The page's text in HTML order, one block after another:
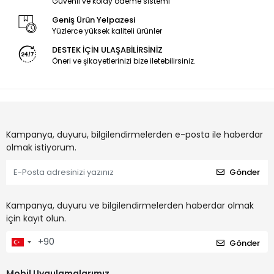
Geniş Ürün Yelpazesi
Yüzlerce yüksek kaliteli ürünler
DESTEK İÇİN ULAŞABİLİRSİNİZ
Öneri ve şikayetlerinizi bize iletebilirsiniz.
Kampanya, duyuru, bilgilendirmelerden e-posta ile haberdar
olmak istiyorum.
Gönder
Kampanya, duyuru ve bilgilendirmelerden haberdar olmak
için kayıt olun.
Gönder